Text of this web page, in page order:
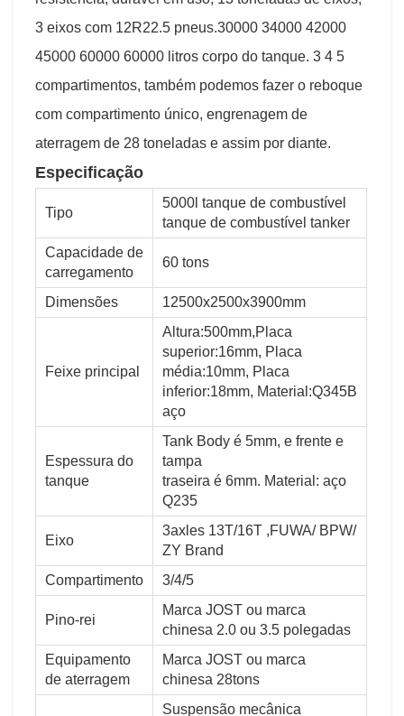
3 eixos com 12R22.5 pneus.30000 34000 42000
45000 60000 60000 litros corpo do tanque. 3 4 5
compartimentos, também podemos fazer o reboque
com compartimento único, engrenagem de
aterragem de 28 toneladas e assim por diante.
Especificação
Tipo
5000l tanque de combustível
tanque de combustível tanker
Capacidade de
carregamento
60 tons
Dimensões 12500x2500x3900mm
Feixe principal
Altura:500mm,Placa
superior:16mm, Placa
média:10mm, Placa
inferior:18mm, Material:Q345B
aço
Espessura do
tanque
Tank Body é 5mm, e frente e
tampa
traseira é 6mm. Material: aço
Q235
Eixo
3axles 13T/16T ,FUWA/ BPW/
ZY Brand
Compartimento
3/4/5
Pino-rei
Marca JOST ou marca
chinesa 2.0 ou 3.5 polegadas
Equipamento
de aterragem
Marca JOST ou marca
chinesa 28tons
Suspensão mecânica